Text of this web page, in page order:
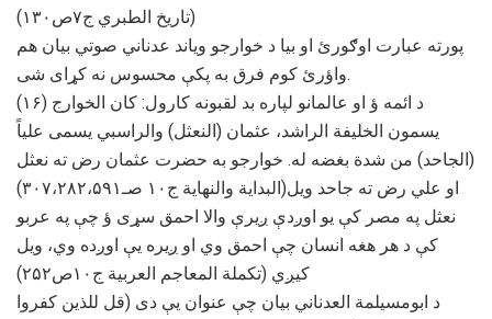
(تاریخ الطبري ج۷ص۱۳۰)
پورته عبارت اوګورئ او بیا د خوارجو ویاند عدناني صوتي بیان هم
واؤرئ کوم فرق به پکې محسوس نه کړای شی.
(۱۶) د ائمه ؤ او عالمانو لپاره بد لقبونه کارول: کان الخوارج
یسمون الخلیفة الراشد، عثمان (النعثل) والراسبي یسمی علیاً
(الجاحد) من شدة بغضه له. خوارجو به حضرت عثمان رض ته نعثل
او علي رض ته جاحد ویل(البدایة والنهایة ج۱۰ صـ۳۰۷،۲۸۲،۵۹۱)
نعثل په مصر کې یو اوږدې ږیرې والا احمق سړی ؤ چې په عربو
کې د هر هغه انسان چې احمق وي او ږیره یې اوږده وي، ویل
کیږي (تکملة المعاجم العربیة ج۱۰ص۲۵۲)
د ابومسیلمة العدناني بیان چې عنوان یې دی (قل للذین کفروا